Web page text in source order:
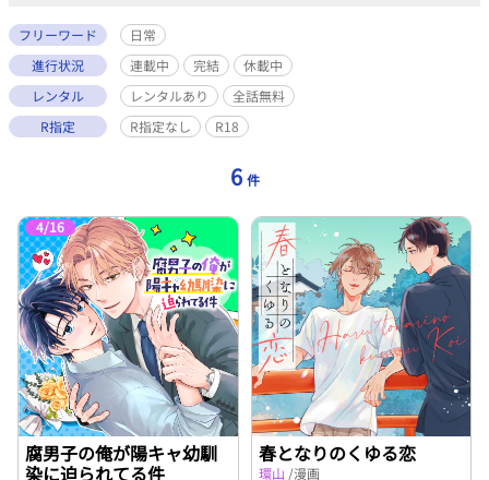
フリーワード
日常
進行状況
連載中 完結
休載中
レンタル
レンタルあり
全話無料
R指定
R指定なし R18
6 件
4/16
腐男子の俺が陽キャ幼馴
染に迫られてる件
春となりのくゆる恋
環山 /漫画